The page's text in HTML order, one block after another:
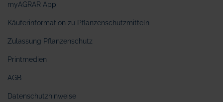
myAGRAR App
Käuferinformation zu Pflanzenschutzmitteln
Zulassung Pflanzenschutz
Printmedien
AGB
Datenschutzhinweise